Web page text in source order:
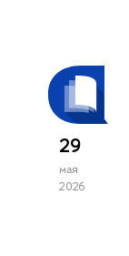
29
мая
2026